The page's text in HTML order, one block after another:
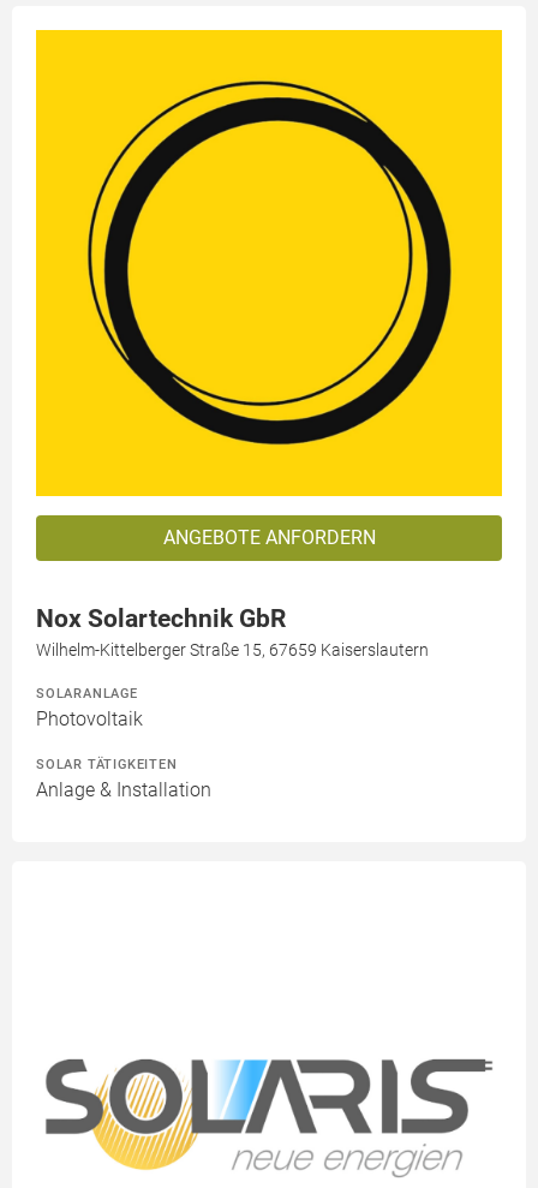
ANGEBOTE ANFORDERN
Nox Solartechnik GbR
Wilhelm-Kittelberger Straße 15, 67659 Kaiserslautern
SOLARANLAGE
Photovoltaik
SOLAR TÄTIGKEITEN
Anlage & Installation